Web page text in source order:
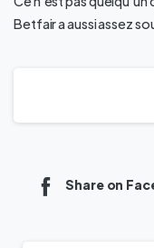
Betfair a aussi assez
Share on